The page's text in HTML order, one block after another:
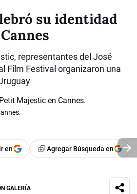
su identidad
representantes del José
Film Festival organizaron una
en Agregar Búsqueda en
GALERÍA